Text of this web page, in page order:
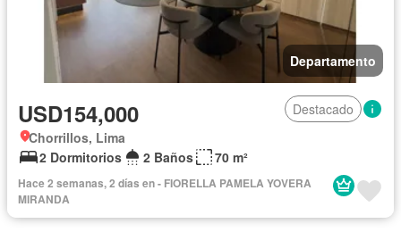
Departamento
USD154,000
Destacado
Chorrillos, Lima
2 Dormitorios
2 Baños 70 m²
Hace 2 semanas, 2 días en - FIORELLA PAMELA YOVERA
MIRANDA